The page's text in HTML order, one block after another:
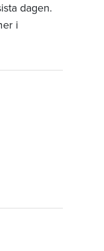
dagen.
i